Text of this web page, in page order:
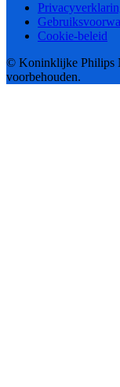
Cookie-beleid
© Koninklijke Philips
voorbehouden.